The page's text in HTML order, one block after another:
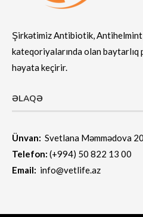
Şirkətimiz Antibiotik,
kateqoriyalarında olan baytarlıq
həyata keçirir.
ƏLAQƏ
Ünvan: Svetlana Məmmədova
Telefon: (+994) 50 822 13 00
Email: info@vetlife.az